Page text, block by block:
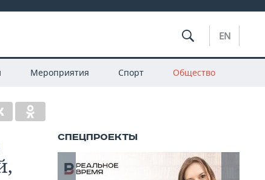
EN
Мероприятия Спорт Общество